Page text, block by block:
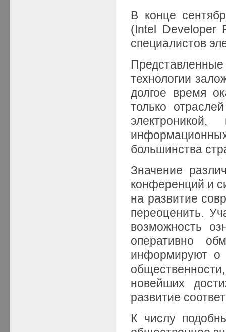
В конце
(Intel Developer
специалистов
технологии
долгое время
только
большинства
Значение
конференций и
на развитие
переоценить.
возможность
оперативно
информируют о
новейших
развитие
К числу